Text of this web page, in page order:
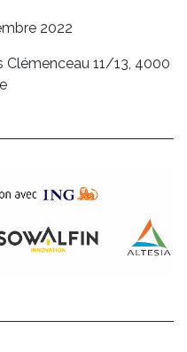
2022
Clémenceau 11/13, 4000